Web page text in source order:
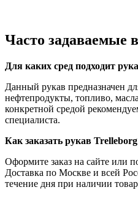
Часто задаваемые
Для каких сред подходит
Данный рукав предназначен
нефтепродукты, топливо,
конкретной средой
специалиста.
Как заказать рукав
Оформите заказ на сайте или
Доставка по Москве и всей
течение дня при наличии